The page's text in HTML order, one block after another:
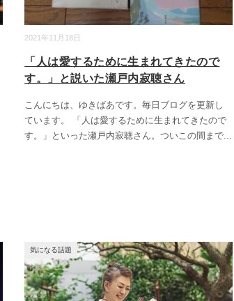
2021年11月18日
「人は愛するために生まれてきたので
す。」と説いた瀬戸内寂聴さん
こんにちは、ゆきばあです。毎日ブログを更新し
ています。 「人は愛するために生まれてきたので
す。」といった瀬戸内寂聴さん。ついこの間まで...
気になる話題